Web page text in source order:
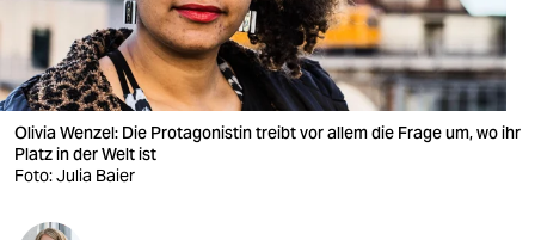
verlag
verlag
veranstaltungen
shop
fragen & hilfe
Olivia Wenzel: Die Protagonistin treibt vor allem die Frage um, wo ihr
Platz in der Welt ist
Foto: Julia Baier